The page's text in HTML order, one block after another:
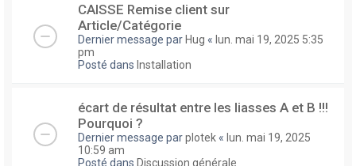
CAISSE Remise client sur
Article/Catégorie
Dernier message par Hug « lun. mai 19, 2025 5:35
pm
Posté dans Installation
écart de résultat entre les liasses A et B !!!
Pourquoi ?
Dernier message parplotek « lun. mai 19, 2025
10:59 am
Posté dans Discussion générale